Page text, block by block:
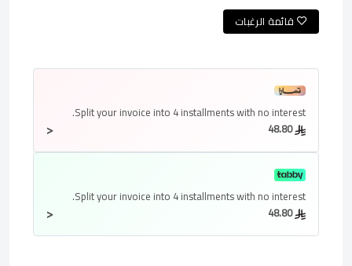
قائمة الرغبات
Split your invoice into 4 installmentswith no interest.
< 48.80
Split your invoice into 4 installmentswith no interest.
< 48.80